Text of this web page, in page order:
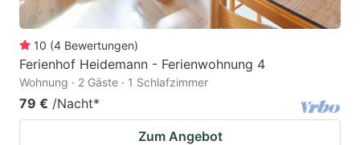
changing
dates.
changing
dates.
10 (4 Bewertungen)
Ferienhof Heidemann - Ferienwohnung 4
Wohnung · 2 Gäste · 1 Schlafzimmer
79 € /Nacht*
Zum Angebot